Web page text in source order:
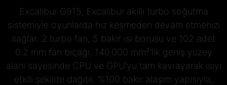
Excalibur G915, Excalibur akıllı turbo soğutma
sistemiyle oyunlarda hız kesmeden devam etmenizi
sağlar. 2 turbo fan, 5 bakır ısı borusu ve 102 adet
0.2 mm fan bıçağı, 140.000 mm²'lik geniş yüzey
alanı sayesinde CPU ve GPU’yu tam kavrayarak ısıyı
etkili şekilde dağıtır. %100 bakır alaşım yapısıyla,